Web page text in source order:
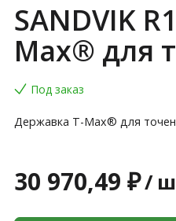
SANDVIK
Max® для
Под заказ
Державка T-Max® для
30 970,49 ₽/